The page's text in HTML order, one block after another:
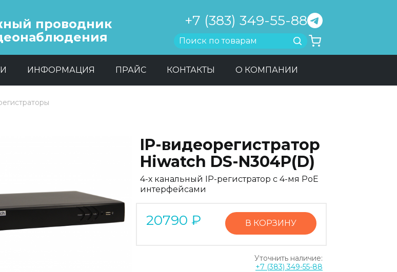
проводник
+7 (383) 349-55-88
Найти
ИНФОРМАЦИЯ ПРАЙС КОНТАКТЫ О КОМПАНИИ
IP-видеорегистратор
Hiwatch DS-N304P(D)
4-х канальный IP-регистратор c 4-мя PoE
интерфейсами
20790 ₽ В КОРЗИНУ
Уточнить наличие:
+7 (383) 349-55-88